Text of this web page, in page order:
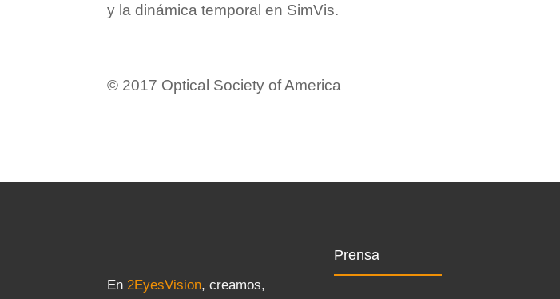
y la dinámica temporal en SimVis.
© 2017 Optical Society of America
En2EyesVision, creamos,
Prensa